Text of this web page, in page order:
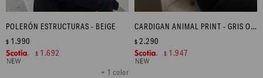
POLERÓN ESTRUCTURAS - BEIGE
+ 1 color
$ 1.990
$ 1.692
CARDIGAN ANIMAL PRINT - GRIS OSCURO
$ 2.290
$ 1.947